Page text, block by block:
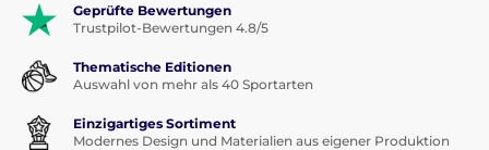
Geprüfte Bewertungen
Trustpilot-Bewertungen 4.8/5
Thematische Editionen
Auswahl von mehr als 40 Sportarten
Einzigartiges Sortiment
Modernes Design und Materialien aus eigener Produktion